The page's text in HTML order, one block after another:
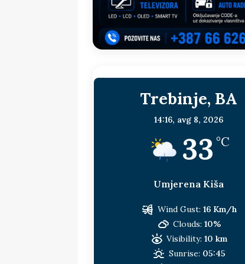
sljedeća meta!? BOSNA I
[ 14. jul 2026. ] Budimiru je
Dodik i
[ 11. jul 2026. ] Ako se
HERCEGOVINA
[ 9. jul 2026. ] RTRS-u
[ 30. jul 2026. ] Uhapšen
Trebinje, BA
14:16, avg 8, 2026
33 °C
Umjerena Kiša
Wind Gust: 16 Km/h
Clouds: 10%
Visibility: 10 km
Sunrise: 05:45